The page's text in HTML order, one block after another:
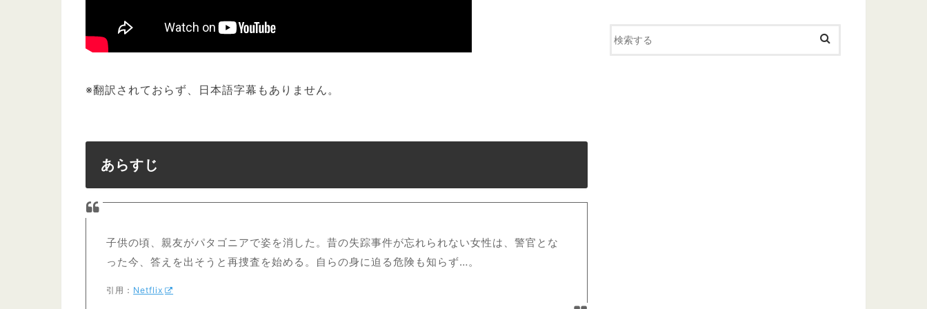
※翻訳されておらず、日本語字幕もありません。
あらすじ
子供の頃、親友がパタゴニアで姿を消した。昔の失踪事件が忘れられない女性は、警官とな
った今、答えを出そうと再捜査を始める。自らの身に迫る危険も知らず…。
引用： Netflix